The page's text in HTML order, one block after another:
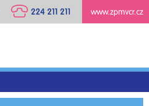
www.zpmvcr.cz
224 211 211